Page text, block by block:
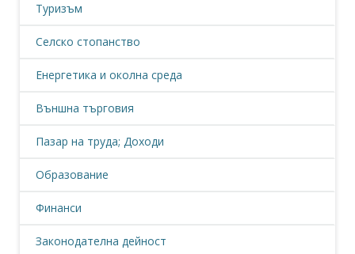
Туризъм
Селско стопанство
Енергетика и околна среда
Външна търговия
Пазар на труда; Доходи
Образование
Финанси
Законодателна дейност